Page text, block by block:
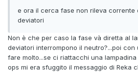
e ora il cerca fase non rileva corrente
deviatori
Non è che per caso la fase và diretta al
deviatori interrompono il neutro?...poi
fare molto...se ci riattacchi una
ops mi era sfuggito il messaggio di Reka